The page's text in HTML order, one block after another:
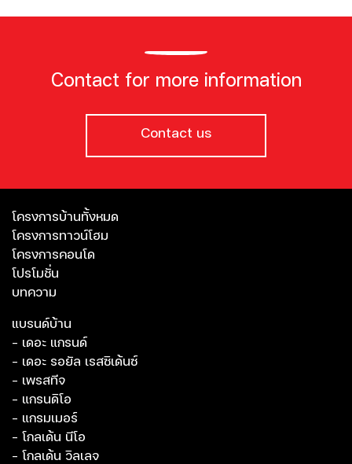
Contact for more information
Contact us
โครงการบ้านทั้งหมด
โครงการทาวน์โฮม
โครงการคอนโด
โปรโมชั่น
บทความ
แบรนด์บ้าน
- เดอะ แกรนด์
- เดอะ รอยัล เรสซิเด้นซ์
- เพรสทีจ
- แกรนดิโอ
- แกรมเมอร์
- โกลเด้น นีโอ
- โกลเด้น วิลเลจ